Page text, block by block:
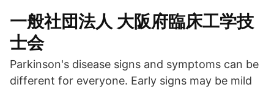
一般社団法人 大阪府臨床工学技
士会
Parkinson's disease signs and symptoms can be
different for everyone. Early signs may be mild